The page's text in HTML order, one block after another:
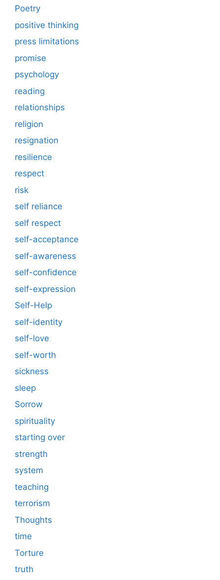
Poetry
positive thinking
press limitations
promise
psychology
reading
relationships
religion
resignation
resilience
respect
risk
self reliance
self respect
self-acceptance
self-awareness
self-confidence
self-expression
Self-Help
self-identity
self-love
self-worth
sickness
sleep
Sorrow
spirituality
starting over
strength
system
teaching
terrorism
Thoughts
time
Torture
truth